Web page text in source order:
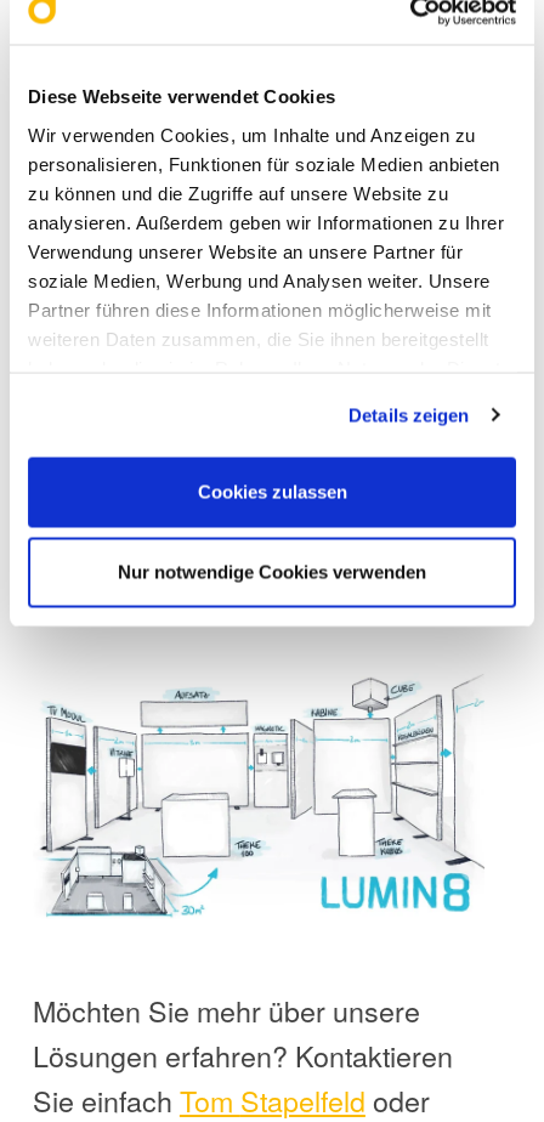
Diese Webseite verwendet Cookies
Wir verwenden Cookies, um Inhalte und Anzeigen zu
personalisieren, Funktionen für soziale Medien anbieten
zu können und die Zugriffe auf unsere Website zu
analysieren. Außerdem geben wir Informationen zu Ihrer
Verwendung unserer Website an unsere Partner für
soziale Medien, Werbung und Analysen weiter. Unsere
Partner führen diese Informationen möglicherweise mit
weiteren Daten zusammen, die Sie ihnen bereitgestellt
Cookies, wenn Sie unsere Webseite weiterhin nutzen.
Details zeigen
Cookies zulassen
Nur notwendige Cookies verwenden
Mischung aus Produktvielfalt,
fachlicher Beratung und
inspirierendem Rahmenprogramm.
Wer sich umfassend informieren,
neue Trends entdecken und
persönliche Beratung schätzt, findet
hier ideale Voraussetzungen für
einen gelungenen Messebesuch.
Möchten Sie mehr über unsere
Lösungen erfahren? Kontaktieren
Sie einfach Tom Stapelfeld oder